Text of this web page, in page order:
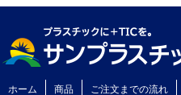
ホーム 商品 ご注文までの流れ